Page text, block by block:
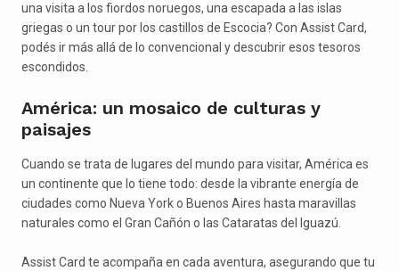
una visita a los fiordos noruegos, una escapada a las islas
griegas o un tour por los castillos de Escocia? Con Assist Card,
podés ir más allá de lo convencional y descubrir esos tesoros
escondidos.
América: un mosaico de culturas y
paisajes
Cuando se trata de lugares del mundo para visitar, América es
un continente que lo tiene todo: desde la vibrante energía de
ciudades como Nueva York o Buenos Aires hasta maravillas
naturales como el Gran Cañón o las Cataratas del Iguazú.
Assist Card te acompaña en cada aventura, asegurando que tu